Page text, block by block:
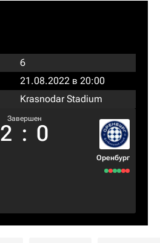
6
21.08.2022 в 20:00
Krasnodar Stadium
Завершен
2 : 0
Оренбург